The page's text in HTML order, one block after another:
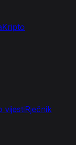
Kripto
vijestiRječnik